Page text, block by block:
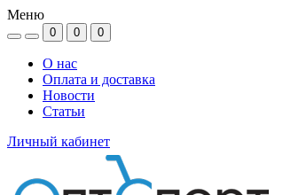
Меню
0 0 0
О нас
Оплата и доставка
Новости
Статьи
Личный кабинет